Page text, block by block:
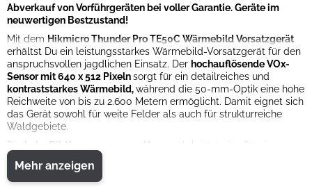
Abverkauf von Vorführgeräten bei voller Garantie. Geräte im
neuwertigen Bestzustand!
Mit dem Hikmicro Thunder Pro TE50C Wärmebild Vorsatzgerät
erhältst Du ein leistungsstarkes Wärmebild-Vorsatzgerät für den
anspruchsvollen jagdlichen Einsatz. Der hochauflösende VOx-
Sensor mit 640 x 512 Pixelnsorgt für ein detailreiches und
kontraststarkes Wärmebild,während die 50-mm-Optik eine hohe
Reichweite von bis zu 2.600 Metern ermöglicht. Damit eignet sich
das Gerät sowohl für weite Felder als auch für strukturreiche
Waldgebiete.
Die hohe Bildfrequenz von 50 Hz
gewährleistet eine flüssige
Darstellung auch bei schnellen Bewegungen. Mit einer NETD-
Empfindlichkeit von unter 35 mK werden selbst
Temperaturunterschiede zuverlässig sichtbar
Mehr anzeigen